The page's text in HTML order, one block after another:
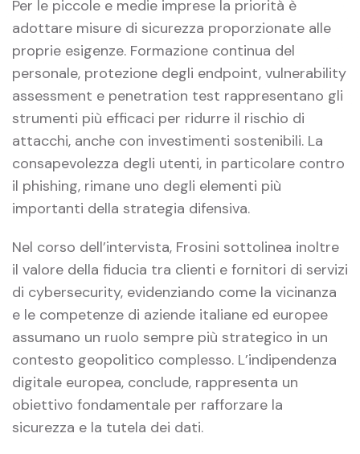
Per le piccole e medie imprese la priorità è
adottare misure di sicurezza proporzionate alle
proprie esigenze. Formazione continua del
personale, protezione degli endpoint, vulnerability
assessment e penetration test rappresentano gli
strumenti più efficaci per ridurre il rischio di
attacchi, anche con investimenti sostenibili. La
consapevolezza degli utenti, in particolare contro
il phishing, rimane uno degli elementi più
importanti della strategia difensiva.
Nel corso dell’intervista, Frosini sottolinea inoltre
il valore della fiducia tra clienti e fornitori di servizi
di cybersecurity, evidenziando come la vicinanza
e le competenze di aziende italiane ed europee
assumano un ruolo sempre più strategico in un
contesto geopolitico complesso. L’indipendenza
digitale europea, conclude, rappresenta un
obiettivo fondamentale per rafforzare la
sicurezza e la tutela dei dati.